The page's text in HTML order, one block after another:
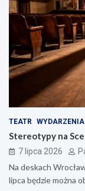
TEATR WYDARZENIA
Stereotypy na
7 lipca 2026
Na deskach
lipca będzie można